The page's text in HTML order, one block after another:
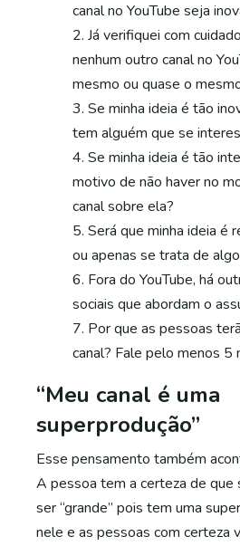
canal no YouTube seja
Já verifiquei com
nenhum outro canal no
mesmo ou quase o
Se minha ideia é tão
tem alguém que se
Se minha ideia é tão
motivo de não haver no
canal sobre ela?
Será que minha ideia é
ou apenas se trata de
Fora do YouTube, há
sociais que abordam o
Por que as pessoas
canal? Fale pelo menos 5
“Meu canal é uma
superprodução”
Esse pensamento também
A pessoa tem a certeza de que
ser “grande” pois tem uma
nele e as pessoas com certeza